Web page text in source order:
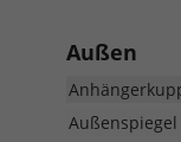
Außen
Außenspiegel